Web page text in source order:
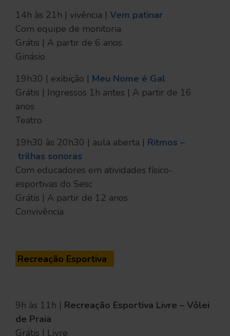
14h às 21h | vivência | Vem patinar
Com equipe de monitoria
Grátis | A partir de 6 anos
Ginásio
19h30 | exibição | Meu Nome é Gal
Grátis | Ingressos 1h antes | A partir de 16
anos
Teatro
19h30 às 20h30 | aula aberta | Ritmos –
trilhas sonoras
Com educadores em atividades físico-
esportivas do Sesc
Grátis | A partir de 12 anos
Convivência
Recreação Esportiva
9h às 11h | Recreação Esportiva Livre – Vôlei
de Praia
Grátis | Livre